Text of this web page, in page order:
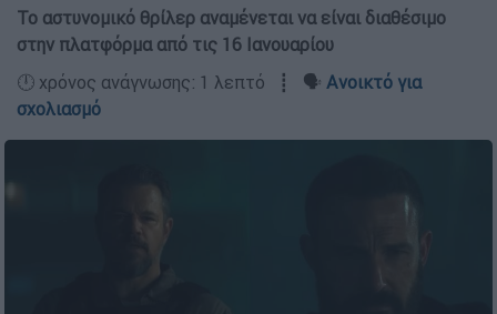
Το αστυνομικό θρίλερ αναμένεται να είναι διαθέσιμο
στην πλατφόρμα από τις 16 Ιανουαρίου
🕛 χρόνος ανάγνωσης: 1 λεπτό ┋ 🗣️ Ανοικτό για
σχολιασμό